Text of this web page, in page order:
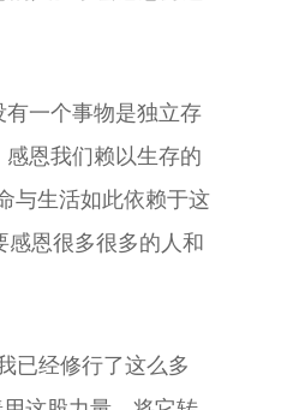
一个事物是独立存
恩我们赖以生存的
与生活如此依赖于这
恩很多很多的人和
已经修行了这么多